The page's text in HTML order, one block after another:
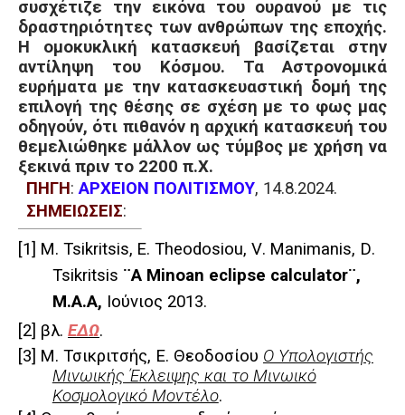
συσχέτιζε την εικόνα του ουρανού με τις
δραστηριότητες των ανθρώπων της εποχής.
Η ομοκυκλική κατασκευή βασίζεται στην
αντίληψη του Κόσμου. Τα Αστρονομικά
ευρήματα με την κατασκευαστική δομή της
επιλογή της θέσης σε σχέση με το φως μας
οδηγούν, ότι πιθανόν η αρχική κατασκευή του
θεμελιώθηκε μάλλον ως τύμβος με χρήση να
ξεκινά πριν το 2200 π.Χ.
ΠΗΓΗ:ΑΡΧΕΙΟΝ ΠΟΛΙΤΙΣΜΟΥ, 14.8.2024.
ΣΗΜΕΙΩΣΕΙΣ:
[1] M. Tsikritsis, E. Theodosiou, V. Manimanis, D.
Tsikritsis ¨A Minoan eclipse calculator¨,
Μ.Α.Α, Ιούνιος 2013.
[2] βλ. ΕΔΩ.
[3] Μ. Τσικριτσής, Ε. Θεοδοσίου Ο Υπολογιστής
Μινωικής Έκλειψης και το Μινωικό
Κοσμολογικό Μοντέλο.